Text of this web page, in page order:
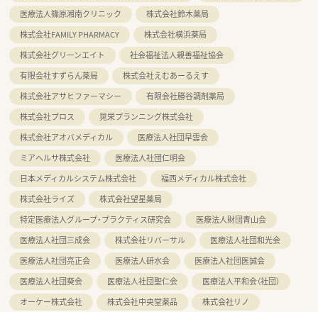
医療法人篠原湘南クリニック
株式会社鈴木薬局
株式会社FAMILY PHARMACY
株式会社横浜薬局
株式会社グリーンエイト
社会福祉法人親善福祉協会
有限会社すずらん薬局
株式会社えむあーるえす
株式会社アサヒファーマシー
有限会社勝谷調剤薬局
株式会社プロス
晃栄プランニング株式会社
株式会社アオバメディカル
医療法人社団早雲会
ミアヘルサ株式会社
医療法人社団仁明会
日本メディカルシステム株式会社
福西メディカル株式会社
株式会社ライズ
株式会社望星薬局
特定医療法人グループ・プラクティス研究会
医療法人財団青山会
医療法人社団三成会
株式会社リバーサル
医療法人社団和光会
医療法人社団亮正会
医療法人研水会
医療法人社団医誠会
医療法人社団葵会
医療法人社団聖仁会
医療法人平和会（社団）
オーケー株式会社
株式会社中央堂薬品
株式会社リノ